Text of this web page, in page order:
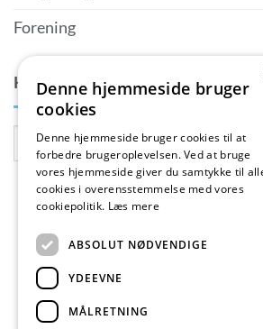
Forening
KONTAKTPERSON
Copyright 2026 © Skælskør
Denne hjemmeside bruger
cookies
Denne hjemmeside bruger cookies til at
forbedre brugeroplevelsen. Ved at bruge
vores hjemmeside giver du samtykke til
cookies i overensstemmelse med vores
cookiepolitik. Læs mere
ABSOLUT NØDVENDIGE
YDEEVNE
MÅLRETNING